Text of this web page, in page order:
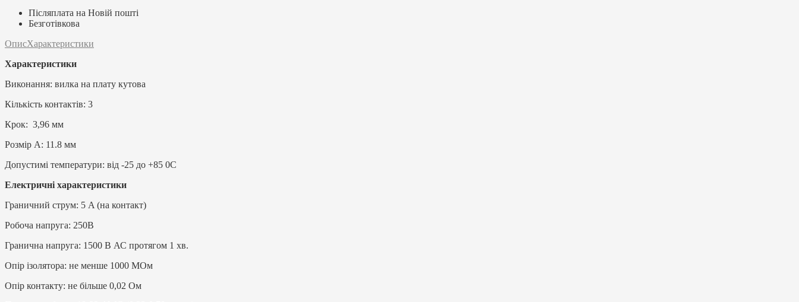
Післяплата на Новій пошті
Безготівкова
ОписХарактеристики
Характеристики
Виконання: вилка на плату кутова
Кількість контактів: 3
Крок: 3,96 мм
Розмір А: 11.8 мм
Допустимі температури: від -25 до +85 0C
Електричні характеристики
Граничний струм: 5 A (на контакт)
Робоча напруга: 250В
Гранична напруга: 1500 В АС протягом 1 хв.
Опір ізолятора: не менше 1000 МОм
Опір контакту: не більше 0,02 Ом